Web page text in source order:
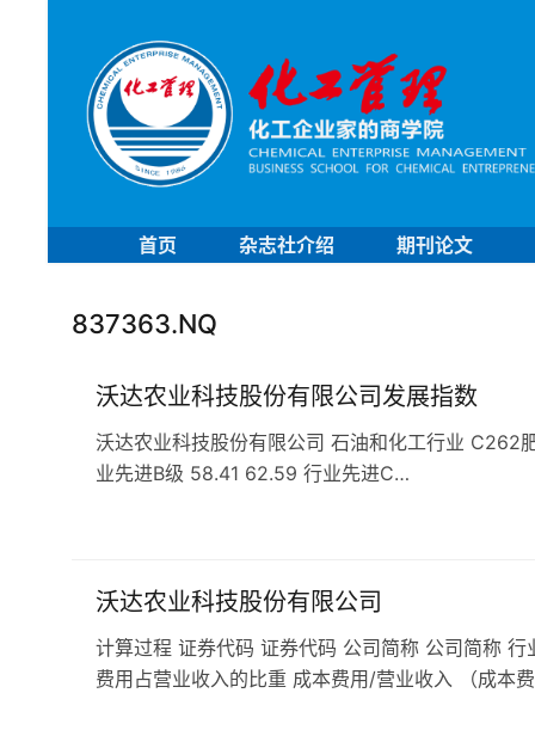
首页 杂志社介绍 期刊论文
837363.NQ
沃达农业科技股份有限公司发展指数
沃达农业科技股份有限公司 石油和化工行业
业先进B级 58.41 62.59 行业先进C…
沃达农业科技股份有限公司
计算过程 证券代码 证券代码 公司简称 公司简称
费用占营业收入的比重 成本费用/营业收入 （成本